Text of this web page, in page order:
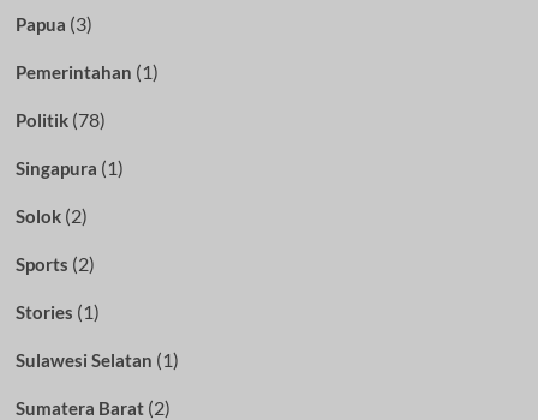
Papua (3)
Pemerintahan (1)
Politik(78)
Singapura (1)
Solok(2)
Sports (2)
Stories (1)
Sulawesi Selatan (1)
Sumatera Barat(2)